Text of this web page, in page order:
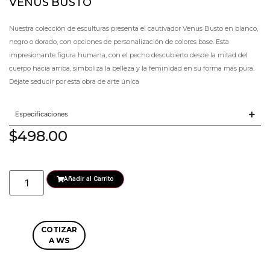
Nuestra colección de esculturas presenta el cautivador Venus Busto en blanco,
negro o dorado, con opciones de personalización de colores base. Esta
impresionante figura humana, con el pecho descubierto desde la mitad del
cuerpo hacia arriba, simboliza la belleza y la feminidad en su forma más pura.
Déjate seducir por esta obra de arte única
Especificaciones
$498.00
Añadir al Carrito
COTIZAR
A WS